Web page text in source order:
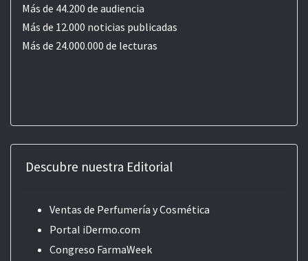
Más de 44.200 de audiencia
Más de 12.000 noticias publicadas
Más de 24.000.000 de lecturas
Descubre nuestra Editorial
Ventas de Perfumería y Cosmética
Portal iDermo.com
Congreso FarmaWeek